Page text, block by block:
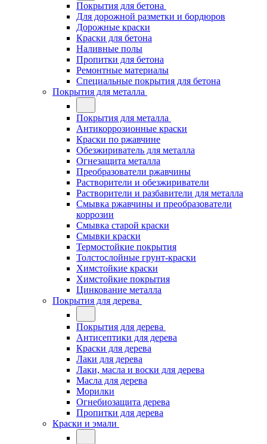
Покрытия для бетона
Для дорожной разметки и бордюров
Дорожные краски
Краски для бетона
Наливные полы
Пропитки для бетона
Ремонтные материалы
Специальные покрытия для бетона
Покрытия для металла
Покрытия для металла
Антикоррозионные краски
Краски по ржавчине
Обезжириватель для металла
Огнезащита металла
Преобразователи ржавчины
Растворители и обезжириватели
Растворители и разбавители для металла
Смывка ржавчины и преобразователи
коррозии
Смывка старой краски
Смывки краски
Термостойкие покрытия
Толстослойные грунт-краски
Химстойкие краски
Химстойкие покрытия
Цинкование металла
Покрытия для дерева
Покрытия для дерева
Антисептики для дерева
Краски для дерева
Лаки для дерева
Лаки, масла и воски для дерева
Масла для дерева
Морилки
Огнебиозащита дерева
Пропитки для дерева
Краски и эмали